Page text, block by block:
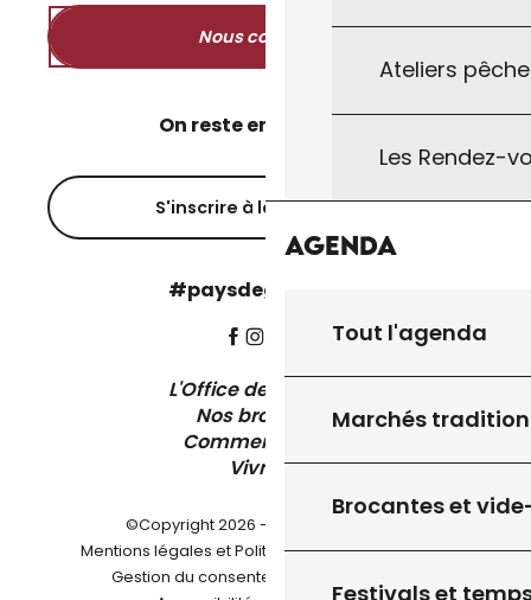
Ateliers
Les Rendez-
Agenda
Tout l'agenda
Marchés
Brocantes et
Festivals et
Nous contacter
On reste en contact ?
S'inscrire à la newsletter
#paysdegourdon !
L'Office de Tourisme
Nos brochures
Comment venir ?
Vivre ici
©Copyright 2026 - Pays de Gourdon
Mentions légales et Politique de confidentialité-
Gestion du consentement